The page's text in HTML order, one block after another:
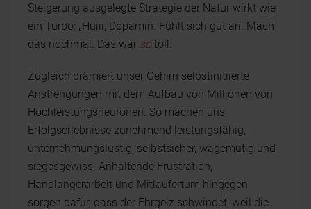
Steigerung ausgelegte Strategie der Natur wirkt wie
ein Turbo: „Huiii, Dopamin. Fühlt sich gut an. Mach
das nochmal. Das war sotoll.
Zugleich prämiert unser Gehirn selbstinitiierte
Anstrengungen mit dem Aufbau von Millionen von
Hochleistungsneuronen. So machen uns
Erfolgserlebnisse zunehmend leistungsfähig,
unternehmungslustig, selbstsicher, wagemutig und
siegesgewiss. Anhaltende Frustration,
Handlangerarbeit und Mitläufertum hingegen
sorgen dafür, dass der Ehrgeiz schwindet, weil die